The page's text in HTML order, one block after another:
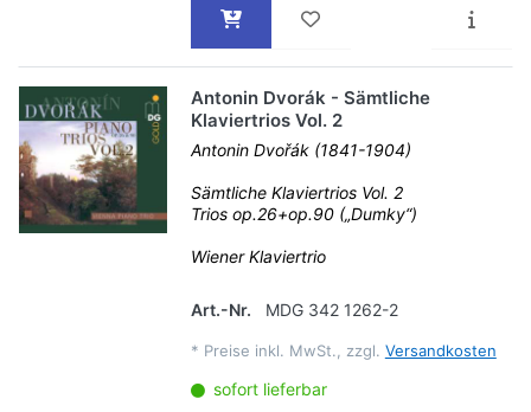
Antonin Dvorák - Sämtliche
Klaviertrios Vol. 2
Antonin Dvořák (1841-1904)
Sämtliche Klaviertrios Vol. 2
Trios op.26+op.90 („Dumky“)
Wiener Klaviertrio
Art.-Nr. MDG 342 1262-2
* Preise inkl. MwSt., zzgl. Versandkosten
sofort lieferbar